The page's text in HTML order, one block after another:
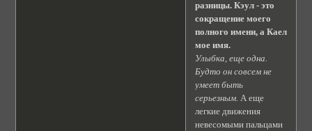
разницы. Кэул - это
сокращение моего
полного имени, а Каел
мое имя.
Улыбка, еще одна.
Будто он совсем не
умеет быть
серьезным. А еще
легкие движения
невесомыми пальцами